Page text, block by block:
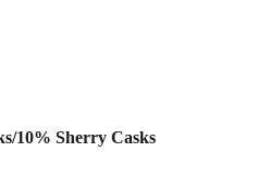
10% Sherry Casks